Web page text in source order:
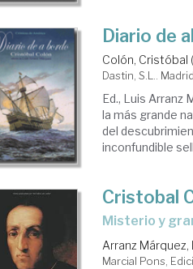
Diario de
Colón, Cristóbal
Dastin, S.L..
Ed., Luis Arranz
la más grande
del
inconfundible
Cristobal
misterio y
Arranz Márquez,
Marcial Pons,